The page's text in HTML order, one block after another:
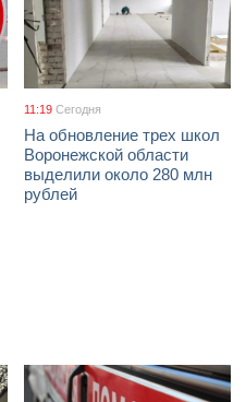
11:19 Сегодня
На обновление трех школ
Воронежской области
выделили около 280 млн
рублей